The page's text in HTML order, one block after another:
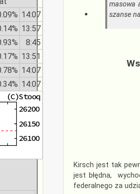
masowa
szanse
Kirsch jest tak
jest błędna,
federalnego za
14:07
13:57
8:45
13:51
14:07
14:07